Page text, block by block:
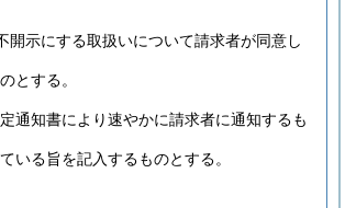
示にする取扱いについて請求者が同意し
とする。
通知書により速やかに請求者に通知するも
いる旨を記入するものとする。